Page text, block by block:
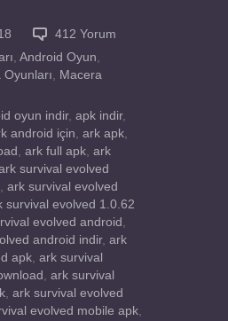
412 Yorum
, Android Oyun,
, Macera
oyun indir, apk indir,
android için, ark apk,
, ark full apk, ark
survival evolved
, ark survival evolved
survival evolved 1.0.62
evolved android ,
android indir, ark
apk, ark survival
, ark survival
, ark survival evolved
evolved mobile apk,